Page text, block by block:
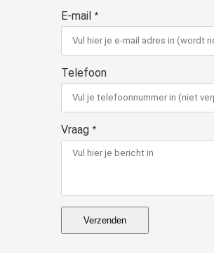
E-mail *
Telefoon
Vraag *
Verzenden